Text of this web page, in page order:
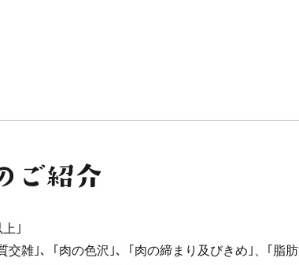
｣
交雑｣、｢肉の色沢｣、｢肉の締まり及びきめ｣、｢脂肪